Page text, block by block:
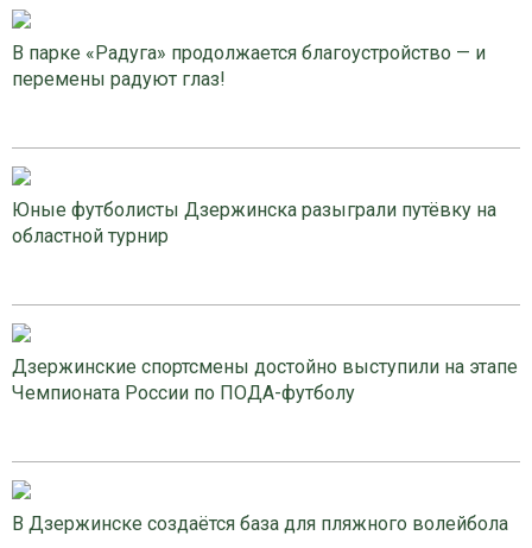
В парке «Радуга» продолжается благоустройство — и
перемены радуют глаз!
Юные футболисты Дзержинска разыграли путёвку на
областной турнир
Дзержинские спортсмены достойно выступили на этапе
Чемпионата России по ПОДА-футболу
В Дзержинске создаётся база для пляжного волейбола